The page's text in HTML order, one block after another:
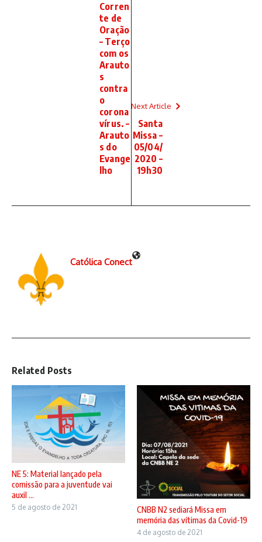
Corren
te de
Oração
– Terço
com os
Arauto
s
contra
o
corona
vírus. –
Arauto
s do
Evange
lho
Next Article
Santa
Missa –
05/04/
2020 –
19h30
Católica Conect
Related Posts
NE 5: Material lançado pela
comissão para a juventude vai
auxil ...
5 de agosto de 2021
CNBB N2 sediará Missa em
memória das vítimas da Covid-19
4 de agosto de 2021